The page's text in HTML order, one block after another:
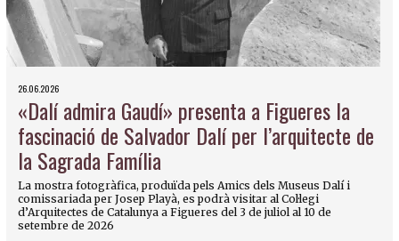
26.06.2026
«Dalí admira Gaudí» presenta a Figueres la
fascinació de Salvador Dalí per l’arquitecte de
la Sagrada Família
La mostra fotogràfica, produïda pels Amics dels Museus Dalí i
comissariada per Josep Playà, es podrà visitar al Col·legi
d’Arquitectes de Catalunya a Figueres del 3 de juliol al 10 de
setembre de 2026